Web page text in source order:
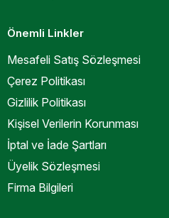
Önemli Linkler
Mesafeli Satış Sözleşmesi
Çerez Politikası
Gizlilik Politikası
Kişisel Verilerin Korunması
İptal ve İade Şartları
Üyelik Sözleşmesi
Firma Bilgileri